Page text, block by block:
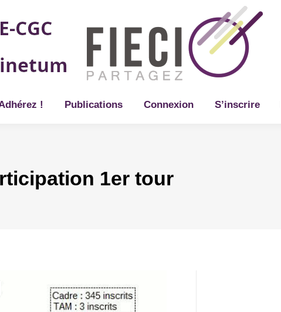
! Publications Connexion S’inscrire
1er tour